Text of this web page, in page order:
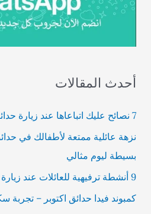
أحدث المقالات
7 نصائح عليك اتباعاها عند زيارة حدائق اكتوبر مع العائلة
بسيطة ليوم مثالي
9 أنشطة ترفيهية للعائلات عند زيارة حدائق 6 اكتوبر خلال العيد
كمبوند فيدا حدائق اكتوبر – تجربة